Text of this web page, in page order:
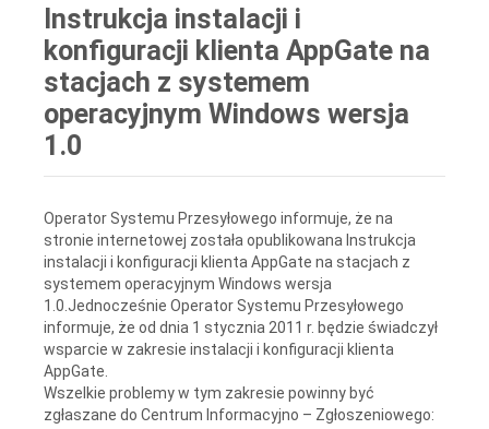
Instrukcja instalacji i
konfiguracji klienta AppGate na
stacjach z systemem
operacyjnym Windows wersja
1.0
Operator Systemu Przesyłowego informuje, że na
stronie internetowej została opublikowana Instrukcja
instalacji i konfiguracji klienta AppGate na stacjach z
systemem operacyjnym Windows wersja
1.0.Jednocześnie Operator Systemu Przesyłowego
informuje, że od dnia 1 stycznia 2011 r. będzie świadczył
wsparcie w zakresie instalacji i konfiguracji klienta
AppGate.
Wszelkie problemy w tym zakresie powinny być
zgłaszane do Centrum Informacyjno – Zgłoszeniowego: